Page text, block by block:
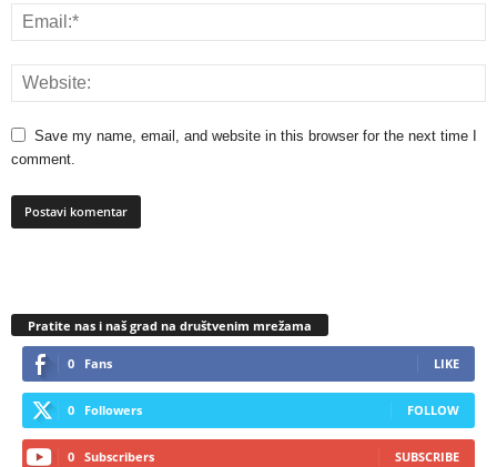
Save my name, email, and website in this browser for the next time I
comment.
Pratite nas i naš grad na društvenim mrežama
0 Fans LIKE
0 Followers FOLLOW
0 Subscribers SUBSCRIBE